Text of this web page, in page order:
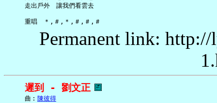
     走出戶外　讓我們看雲去
Permanent link:
遲到 - 劉文正
     曲︰
陳彼得